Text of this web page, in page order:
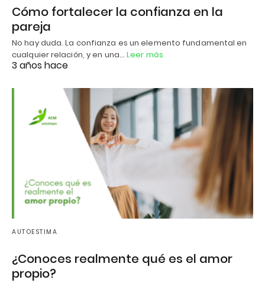
Cómo fortalecer la confianza en la
pareja
No hay duda. La confianza es un elemento fundamental en
cualquier relación, y en una…Leer más
3 años hace
AUTOESTIMA
¿Conoces realmente qué es el amor
propio?